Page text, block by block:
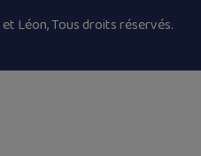
Léon, Tous droits réservés.